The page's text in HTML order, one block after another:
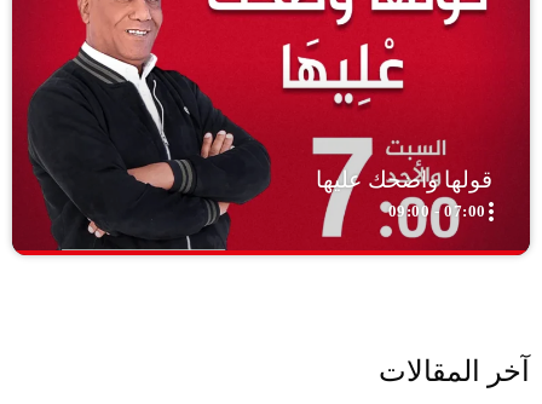
قولها واضحك عليها
07:00 - 09:00more_vert
اضحك معنا، تنسى همومك كلها." "الضحك عنواننا، والفرح هدفنا." معنا،
كل موضوع له وجه مضحك." "من الواقع إلى الخيال، نضحك في كل
آخر المقالات